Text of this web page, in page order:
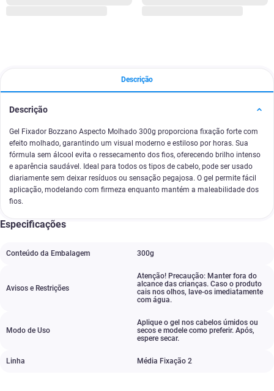
Descrição
Descrição
Gel Fixador Bozzano Aspecto Molhado 300g proporciona fixação forte com
efeito molhado, garantindo um visual moderno e estiloso por horas. Sua
fórmula sem álcool evita o ressecamento dos fios, oferecendo brilho intenso
e aparência saudável. Ideal para todos os tipos de cabelo, pode ser usado
diariamente sem deixar resíduos ou sensação pegajosa. O gel permite fácil
aplicação, modelando com firmeza enquanto mantém a maleabilidade dos
fios.
Especificações
Conteúdo da Embalagem 300g
Avisos e Restrições
Atenção! Precaução: Manter fora do
alcance das crianças. Caso o produto
cais nos olhos, lave-os imediatamente
com água.
Modo de Uso
Aplique o gel nos cabelos úmidos ou
secos e modele como preferir. Após,
espere secar.
Linha Média Fixação 2